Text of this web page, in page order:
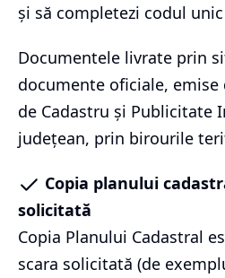
și să completezi codul
Documentele livrate prin
documente oficiale, emise
de Cadastru și Publicitate
județean, prin birourile
Copia planului
solicitată
Copia Planului Cadastral
scara solicitată (de